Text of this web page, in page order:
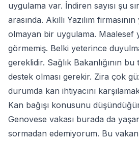
uygulama var. İndiren sayısı şu
arasında. Akıllı Yazılım
olmayan bir uygulama. Maalesef
görmemiş. Belki yeterince
gereklidir. Sağlık Bakanlığının
destek olması gerekir. Zira çok
durumda kan ihtiyacını
Kan bağışı konusunu
Genovese vakası burada da
sormadan edemiyorum. Bu